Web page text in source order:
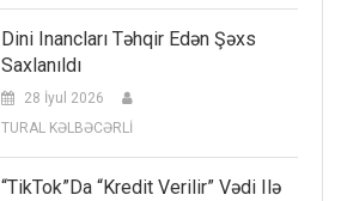
Dini Inancları Təhqir Edən Şəxs
Saxlanıldı
28 İyul 2026
TURAL KƏLBƏCƏRLİ
“TikTok”da “kredit Verilir” Vədi Ilə